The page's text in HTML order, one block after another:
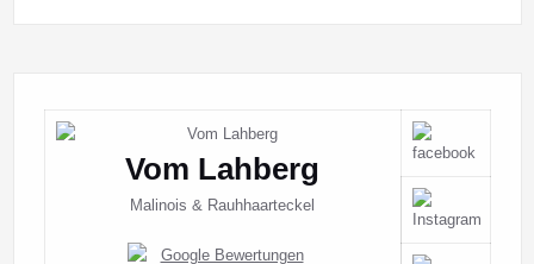
Vom Lahberg
Malinois & Rauhhaarteckel